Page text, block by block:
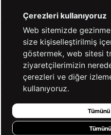
KATEGORİLER
YARDIM
BİZE ULAŞIN
Çerezleri kullanıyoruz
Web sitemizde
size kişiselleştirilmiş
göstermek, web sitesi
ziyaretçilerimizin
çerezleri ve diğer
kullanıyoruz.